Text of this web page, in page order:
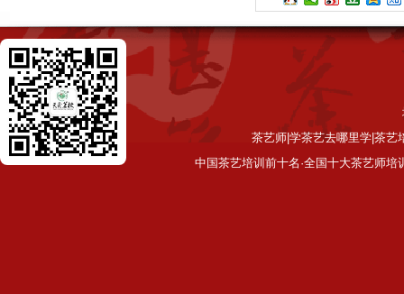
茶艺师|学茶艺去哪里学|茶艺
中国茶艺培训前十名·全国十大茶艺师培